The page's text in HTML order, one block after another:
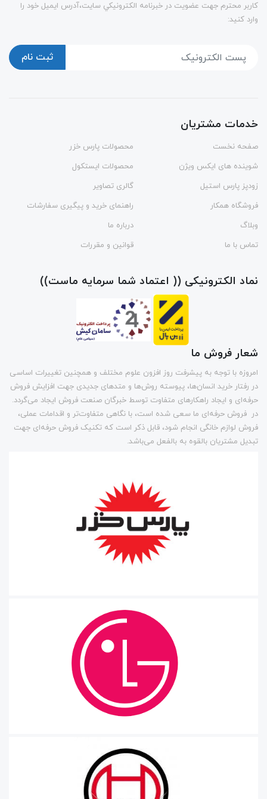
كاربر محترم جهت عضويت در خبرنامه الكترونيكي سايت،آدرس ایمیل خود را
وارد کنید:
ثبت نام
خدمات مشتریان
صفحه نخست
محصولات پارس خزر
شوینده های ایکس ویژن
محصولات ایستکول
زودپز پارس استیل
گالری تصاویر
فروشگاه همکار
راهنمای خرید و پیگیری سفارشات
وبلاگ
درباره ما
تماس با ما
قوانین و مقررات
نماد الکترونیکی (( اعتماد شما سرمایه ماست))
شعار فروش ما
امروزه با توجه به پیشرفت روز افزون علوم مختلف و همچنین تغییرات اساسی
در رفتار خرید انسان‌ها، پیوسته روش‌ها و متد‌های جدیدی جهت افزایش فروش
حرفه‌ای و ایجاد راهکارهای متفاوت توسط خبرگان صنعت فروش ایجاد می‌گردد.
در فروش حرفه‌ای ما سعی شده است، با نگاهی متفاوت‌تر و اقدامات عملی،
فروش لوازم خانگی انجام شود، قابل ذکر است که تکنیک فروش حرفه‌ای جهت
تبدیل مشتریان بالقوه به بالفعل می‌باشد.